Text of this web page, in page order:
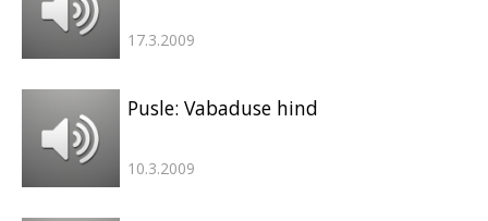
17.3.2009
Pusle: Vabaduse hind
10.3.2009